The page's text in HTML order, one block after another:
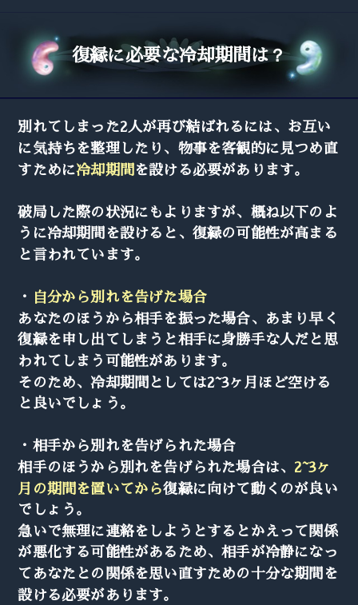
復縁に必要な冷却期間は？
別れてしまった2人が再び結ばれるには、お互い
に気持ちを整理したり、物事を客観的に見つめ直
すために冷却期間を設ける必要があります。
破局した際の状況にもよりますが、概ね以下のよ
うに冷却期間を設けると、復縁の可能性が高まる
と言われています。
・ 自分から別れを告げた場合
あなたのほうから相手を振った場合、あまり早く
復縁を申し出てしまうと相手に身勝手な人だと思
われてしまう可能性があります。
そのため、冷却期間としては2~3ヶ月ほど空ける
と良いでしょう。
・相手から別れを告げられた場合
相手のほうから別れを告げられた場合は、 2~3ヶ
月の期間を置いてから復縁に向けて動くのが良い
でしょう。
急いで無理に連絡をしようとするとかえって関係
が悪化する可能性があるため、相手が冷静になっ
てあなたとの関係を思い直すための十分な期間を
設ける必要があります。